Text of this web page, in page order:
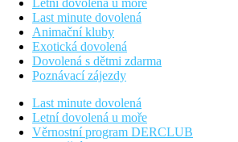
Last minute dovolená
Animační kluby
Exotická dovolená
Dovolená s dětmi zdarma
Poznávací zájezdy
Last minute dovolená
Letní dovolená u moře
Věrnostní program DERCLUB